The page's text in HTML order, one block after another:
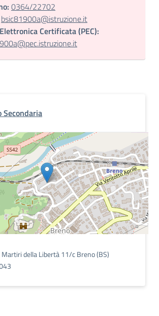
0364/22702
bsic81900a@istruzione.it
Certificata (PEC):
Secondaria
Martiri della Libertà 11/c Breno (BS)